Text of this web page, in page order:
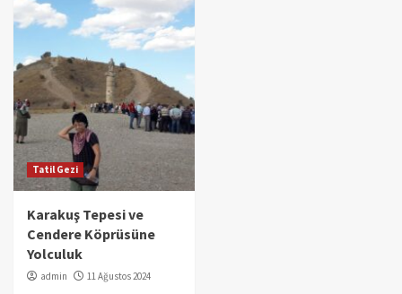
Tatil Gezi
Karakuş Tepesi ve
Cendere Köprüsüne
Yolculuk
admin 11 Ağustos 2024